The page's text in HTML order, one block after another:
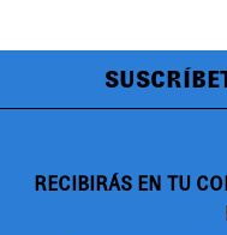
RECIBIRÁS EN TU